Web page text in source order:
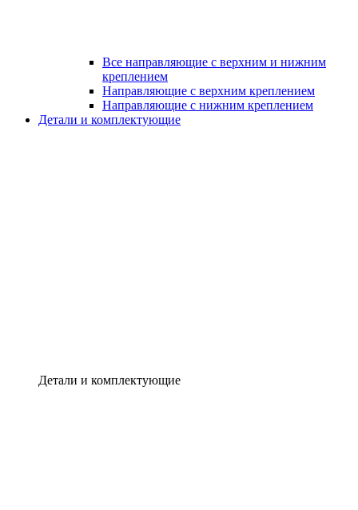
Все направляющие с верхним и нижним
креплением
Направляющие с верхним креплением
Направляющие с нижним креплением
Детали и комплектующие
Детали и комплектующие